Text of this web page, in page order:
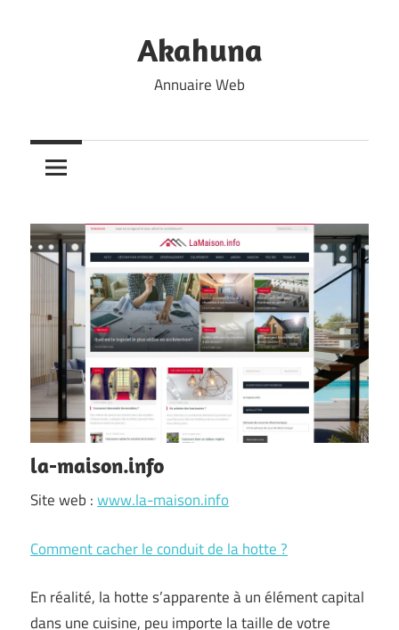
Akahuna
Annuaire Web
la-maison.info
Site web :www.la-maison.info
Comment cacher le conduit de la hotte ?
En réalité, la hotte s’apparente à un élément capital
dans une cuisine, peu importe la taille de votre